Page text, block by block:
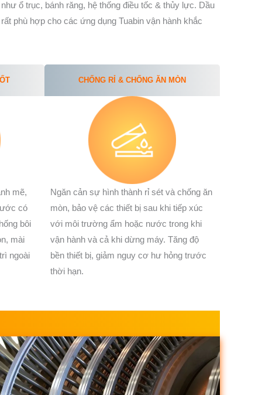
ổ trục, bánh răng, hệ thống điều tốc & thủy lực. Dầu
phù hợp cho các ứng dụng Tuabin vận hành khắc
mẽ,
có
bôi
mài
ngoài
CHỐNG RỈ & CHỐNG ĂN MÒN
Ngăn cản sự hình thành rỉ sét và chống ăn
mòn, bảo vệ các thiết bị sau khi tiếp xúc
với môi trường ẩm hoặc nước trong khi
vận hành và cả khi dừng máy. Tăng độ
bền thiết bị, giảm nguy cơ hư hỏng trước
thời hạn.